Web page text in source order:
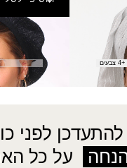
+4 צבעים
לפני
על כל